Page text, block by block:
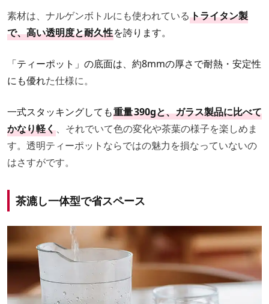
素材は、ナルゲンボトルにも使われているトライタン製
で、高い透明度と耐久性を誇ります。
「ティーポット」の底面は、約8mmの厚さで耐熱・安定性
にも優れた仕様に。
一式スタッキングしても重量390gと、ガラス製品に比べて
かなり軽く、それでいて色の変化や茶葉の様子を楽しめま
す。透明ティーポットならではの魅力を損なっていないの
はさすがです。
茶漉し一体型で省スペース